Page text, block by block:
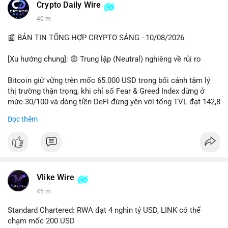
các quỹ phòng hộ sang vị thế Long là tín hiệu tích cực ngầm,
nhưng biến động ngắn hạn vẫn cao.
• Khuyến nghị: Cẩn trọng với các lệnh Long/Short khi Bitcoin
chưa thoát khỏi vùng giá hiện tại. Theo dõi sát các tin tức về
📰 Nguồn: CoinDesk
Crypto Daily Wire
40 m
📰 BẢN TIN TỔNG HỢP CRYPTO SÁNG - 10/08/2026
[Xu hướng chung]: 🟡 Trung lập (Neutral) nghiêng về rủi ro
Bitcoin giữ vững trên mốc 65.000 USD trong bối cảnh tâm lý
thị trường thận trọng, khi chỉ số Fear & Greed Index dừng ở
mức 30/100 và dòng tiền DeFi đứng yên với tổng TVL đạt 142,8
tăng gần 3% khi Iran-Oman hứa mở lại eo Hormuz, giảm lo ngại
lớn khác. Đáng chú ý, thanh lý Short chiếm tới 81,7% tổng 35,7
triệu USD thanh lý trong 24h, cho thấy phe bán đang yếu thế.
- DeFi & Công nghệ: Standard Chartered dự báo thị trường RWA
sẽ bùng nổ lên 4 nghìn tỷ USD, kéo theo giá trị token LINK có
Đọc thêm
Vlike Wire
45 m
Standard Chartered: RWA đạt 4 nghìn tỷ USD, LINK có thể
chạm mốc 200 USD